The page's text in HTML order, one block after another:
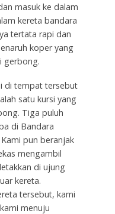
masuk ke dalam
kereta bandara
tertata rapi dan
koper yang
gerbong.
di tempat tersebut
satu kursi yang
Tiga puluh
di Bandara
pun beranjak
mengambil
di ujung
kereta.
tersebut, kami
menuju